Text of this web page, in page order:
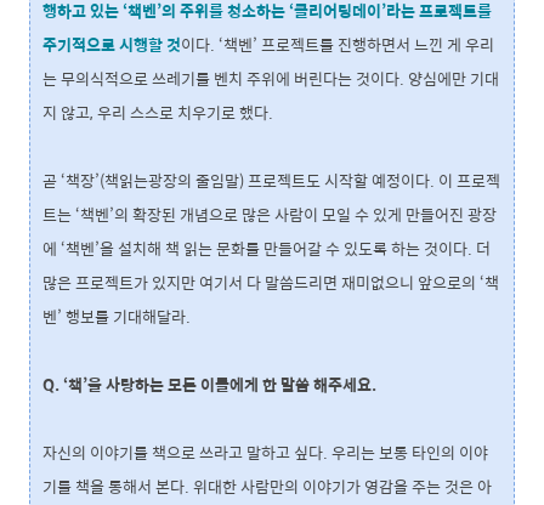
행하고 있는 ‘책벤’의 주위를 청소하는 ‘클리어링데이’라는 프로젝트를
주기적으로 시행할 것이다. ‘책벤’ 프로젝트를 진행하면서 느낀 게 우리
는 무의식적으로 쓰레기를 벤치 주위에 버린다는 것이다. 양심에만 기대
지 않고, 우리 스스로 치우기로 했다.
곧 ‘책장’(책읽는광장의 줄임말) 프로젝트도 시작할 예정이다. 이 프로젝
트는 ‘책벤’의 확장된 개념으로 많은 사람이 모일 수 있게 만들어진 광장
에 ‘책벤’을 설치해 책 읽는 문화를 만들어갈 수 있도록 하는 것이다. 더
많은 프로젝트가 있지만 여기서 다 말씀드리면 재미없으니 앞으로의 ‘책
벤’ 행보를 기대해달라.
Q. ‘책’을 사랑하는 모든 이들에게 한 말씀 해주세요.
자신의 이야기를 책으로 쓰라고 말하고 싶다. 우리는 보통 타인의 이야
기를 책을 통해서 본다. 위대한 사람만의 이야기가 영감을 주는 것은 아